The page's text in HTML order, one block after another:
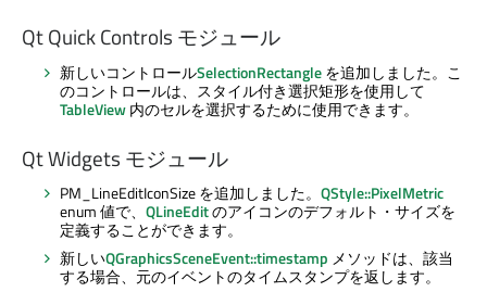
Qt Quick Controls モジュール
新しいコントロールSelectionRectangleを追加しました。こ
のコントロールは、スタイル付き選択矩形を使用して
TableView内のセルを選択するために使用できます。
Qt Widgets モジュール
PM_LineEditIconSize を追加しました。 QStyle::PixelMetric
enum 値で、 QLineEditのアイコンのデフォルト・サイズを
定義することができます。
新しいQGraphicsSceneEvent::timestamp メソッドは、該当
する場合、元のイベントのタイムスタンプを返します。